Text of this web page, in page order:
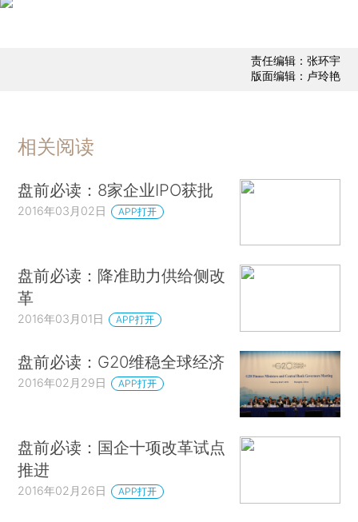
责任编辑：张环宇
版面编辑：卢玲艳
相关阅读
盘前必读：8家企业IPO获批
2016年03月02日 APP打开
盘前必读：降准助力供给侧改
革
2016年03月01日 APP打开
盘前必读：G20维稳全球经济
2016年02月29日 APP打开
盘前必读：国企十项改革试点
推进
2016年02月26日 APP打开